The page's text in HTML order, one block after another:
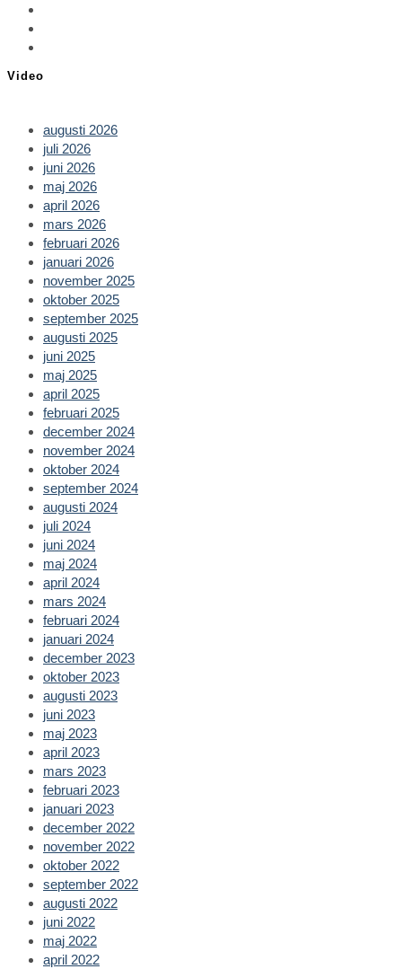
Video
augusti 2026
juli 2026
juni 2026
maj 2026
april 2026
mars 2026
februari 2026
januari 2026
november 2025
oktober 2025
september 2025
augusti 2025
juni 2025
maj 2025
april 2025
februari 2025
december 2024
november 2024
oktober 2024
september 2024
augusti 2024
juli 2024
juni 2024
maj 2024
april 2024
mars 2024
februari 2024
januari 2024
december 2023
oktober 2023
augusti 2023
juni 2023
maj 2023
april 2023
mars 2023
februari 2023
januari 2023
december 2022
november 2022
oktober 2022
september 2022
augusti 2022
juni 2022
maj 2022
april 2022